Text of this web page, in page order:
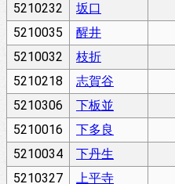
5210232
坂口
5210035
醒井
5210032
枝折
5210218
志賀谷
5210306
下板並
5210016
下多良
5210034
下丹生
5210327
上平寺